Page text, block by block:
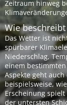
Zeitraum hinweg
Wie
Das Wetter ist
spürbarer
Niederschlag,
einem
Aspekte geht
beispielsweise,
Erscheinung
der untersten